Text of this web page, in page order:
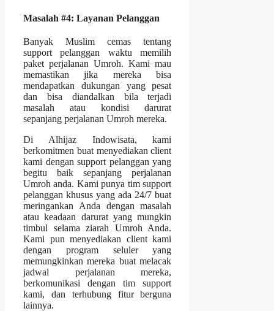
Masalah #4: Layanan Pelanggan
Banyak Muslim cemas tentang
support pelanggan waktu memilih
paket perjalanan Umroh. Kami mau
memastikan jika mereka bisa
mendapatkan dukungan yang pesat
dan bisa diandalkan bila terjadi
masalah atau kondisi darurat
sepanjang perjalanan Umroh mereka.
Di Alhijaz Indowisata, kami
berkomitmen buat menyediakan client
kami dengan support pelanggan yang
begitu baik sepanjang perjalanan
Umroh anda. Kami punya tim support
pelanggan khusus yang ada 24/7 buat
meringankan Anda dengan masalah
atau keadaan darurat yang mungkin
timbul selama ziarah Umroh Anda.
Kami pun menyediakan client kami
dengan program seluler yang
memungkinkan mereka buat melacak
jadwal perjalanan mereka,
berkomunikasi dengan tim support
kami, dan terhubung fitur berguna
lainnya.